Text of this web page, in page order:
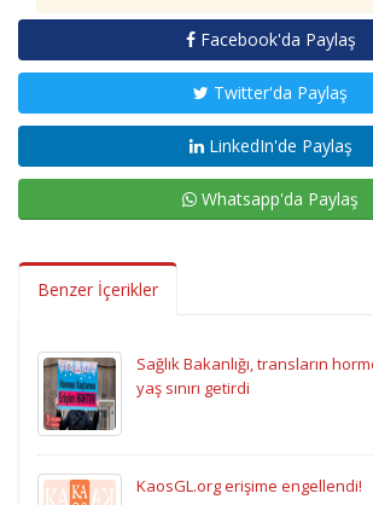
Facebook'da Paylaş
Twitter'da Paylaş
LinkedIn'de Paylaş
Whatsapp'da Paylaş
Benzer İçerikler
Sağlık Bakanlığı, transların
yaş sınırı getirdi
KaosGL.org erişime engellendi!